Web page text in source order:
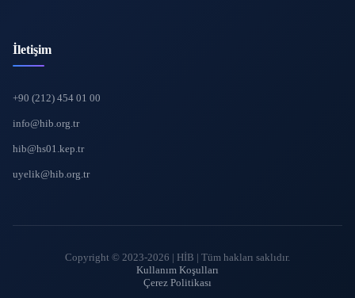
İletişim
+90 (212) 454 01 00
info@hib.org.tr
hib@hs01.kep.tr
uyelik@hib.org.tr
Copyright © 2023-2026 | HİB | Tüm hakları saklıdır.
Kullanım Koşulları
Çerez Politikası